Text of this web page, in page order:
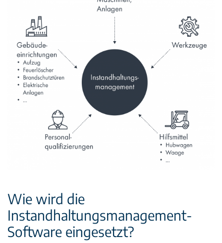
Wie wird die
Instandhaltungsmanagement-
Software eingesetzt?